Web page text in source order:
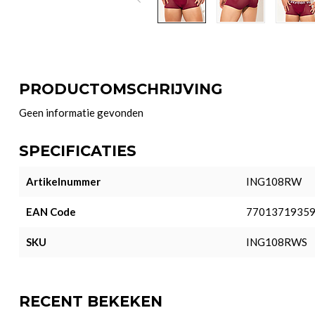
PRODUCTOMSCHRIJVING
Geen informatie gevonden
SPECIFICATIES
Artikelnummer ING108RW
EAN Code
SKU ING108RWS
RECENT BEKEKEN